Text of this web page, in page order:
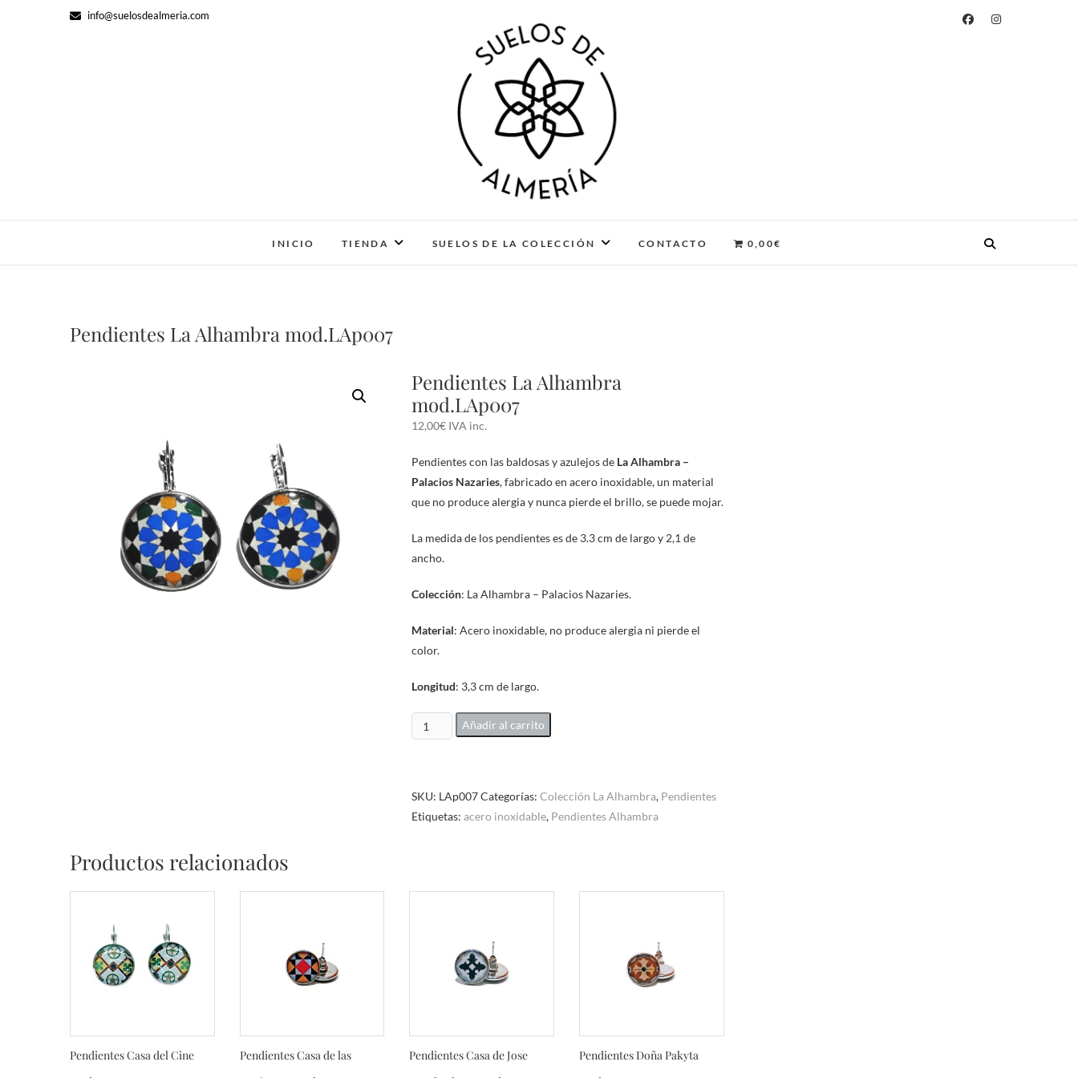
info@suelosdealmeria.com
Suelos de Almería
INICIO TIENDA SUELOS DE LA COLECCIÓN CONTACTO 0,00€
Pendientes La Alhambra mod.LAp007
Pendientes La Alhambra
mod.LAp007
12,00€ IVA inc.
Pendientes con las baldosas y azulejos de La Alhambra –
Palacios Nazaries, fabricado en acero inoxidable, un material
que no produce alergia y nunca pierde el brillo, se puede mojar.
La medida de los pendientes es de 3.3 cm de largo y 2,1 de
ancho.
Colección: La Alhambra – Palacios Nazaries.
Material: Acero inoxidable, no produce alergia ni pierde el
color.
Longitud: 3,3 cm de largo.
Pendientes
La
cantidad
Añadir al carrito
SKU: LAp007Categorías: Colección La Alhambra, Pendientes
Etiquetas: acero inoxidable, Pendientes Alhambra
Productos relacionados
Pendientes Casa del Cine
Pendientes Casa de las
Pendientes Casa de Jose
Pendientes Doña Pakyta